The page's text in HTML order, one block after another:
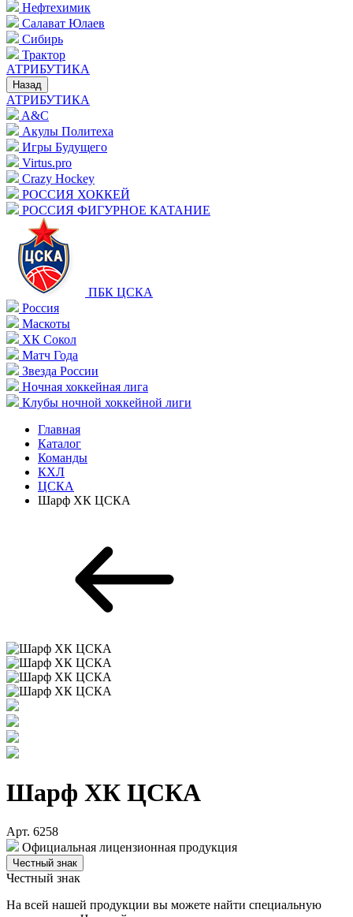
Нефтехимик
Салават Юлаев
Сибирь
Трактор
АТРИБУТИКА
Назад
АТРИБУТИКА
A&C
Акулы Политеха
Игры Будущего
Virtus.pro
Crazy Hockey
РОССИЯ ХОККЕЙ
РОССИЯ ФИГУРНОЕ КАТАНИЕ
ПБК ЦСКА
Россия
Маскоты
ХК Сокол
Матч Года
Звезда России
Ночная хоккейная лига
Клубы ночной хоккейной лиги
Главная
Каталог
Команды
КХЛ
ЦСКА
Шарф ХК ЦСКА
Шарф ХК ЦСКА
Арт. 6258
Официальная лицензионная продукция
Честный знак
Честный знак
На всей нашей продукции вы можете найти специальную